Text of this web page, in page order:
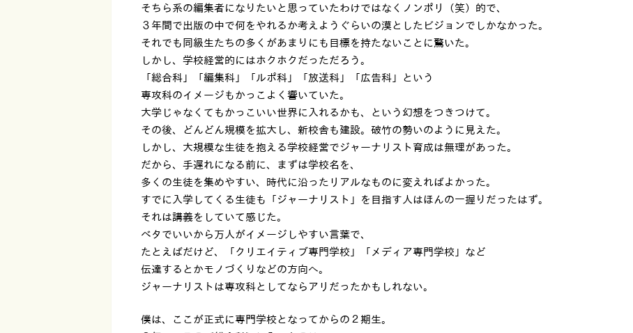
そちら系の編集者になりたいと思っていたわけではなくノンポリ（笑）的で、
３年間で出版の中で何をやれるか考えようぐらいの漠としたビジョンでしかなかった。
それでも同級生たちの多くがあまりにも目標を持たないことに驚いた。
しかし、学校経営的にはホクホクだっただろう。
「総合科」「編集科」「ルポ科」「放送科」「広告科」という
専攻科のイメージもかっこよく響いていた。
大学じゃなくてもかっこいい世界に入れるかも、という幻想をつきつけて。
その後、どんどん規模を拡大し、新校舎も建設。破竹の勢いのように見えた。
しかし、大規模な生徒を抱える学校経営でジャーナリスト育成は無理があった。
だから、手遅れになる前に、まずは学校名を、
多くの生徒を集めやすい、時代に沿ったリアルなものに変えればよかった。
すでに入学してくる生徒も「ジャーナリスト」を目指す人はほんの一握りだったはず。
それは講義をしていて感じた。
ベタでいいから万人がイメージしやすい言葉で、
たとえばだけど、「クリエイティブ専門学校」「メディア専門学校」など
伝達するとかモノづくりなどの方向へ。
ジャーナリストは専攻科としてならアリだったかもしれない。
僕は、ここが正式に専門学校となってからの２期生。